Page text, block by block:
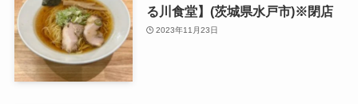
る川食堂】(茨城県水戸市)※閉店
2023年11月23日